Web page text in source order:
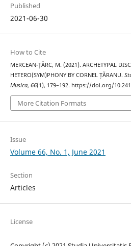
Published
2021-06-30
How to Cite
MERCEAN-ȚÂRC, M. (2021). ARCHETYPAL
HETERO(SYM)PHONY BY CORNEL ȚĂRANU.
Musica, 66(1), 179–192. https://doi.org/
More Citation Formats
Issue
Volume 66, No. 1, June 2021
Section
Articles
License